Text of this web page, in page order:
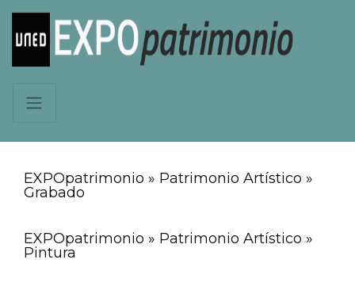
EXPOpatrimonio » Patrimonio Artístico »
Grabado
EXPOpatrimonio » Patrimonio Artístico »
Pintura